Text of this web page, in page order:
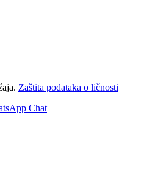
Zaštita podataka o ličnosti
Chat